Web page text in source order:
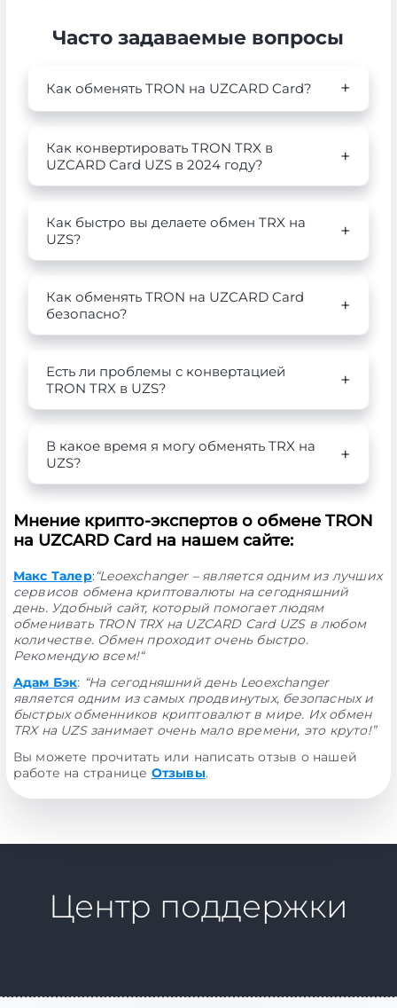
Часто задаваемые вопросы
Как обменять TRON на UZCARD Card?
Как конвертировать TRON TRX в
UZCARD Card UZS в 2024 году?
Как быстро вы делаете обмен TRX на
UZS?
Как обменять TRON на UZCARD Card
безопасно?
Есть ли проблемы с конвертацией
TRON TRX в UZS?
В какое время я могу обменять TRX на
UZS?
Мнение крипто-экспертов о обмене TRON
на UZCARD Card на нашем сайте:
Макс Талер:“Leoexchanger – является одним из лучших
сервисов обмена криптовалюты на сегодняшний
день. Удобный сайт, который помогает людям
обменивать TRON TRX на UZCARD Card UZS в любом
количестве. Обмен проходит очень быстро.
Рекомендую всем!“
Адам Бэк: “На сегодняшний день Leoexchanger
является одним из самых продвинутых, безопасных и
быстрых обменников криптовалют в мире. Их обмен
TRX на UZS занимает очень мало времени, это круто!”
Вы можете прочитать или написать отзыв о нашей
работе на странице Отзывы.
Центр поддержки